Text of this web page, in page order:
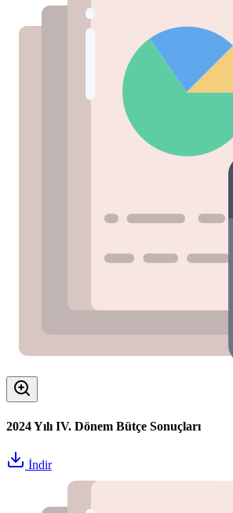
2024 Yılı IV. Dönem Bütçe Sonuçları
İndir